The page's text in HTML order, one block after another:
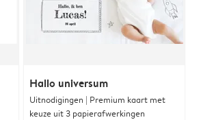
Hallo universum
Uitnodigingen | Premium kaart met
keuze uit 3 papierafwerkingen